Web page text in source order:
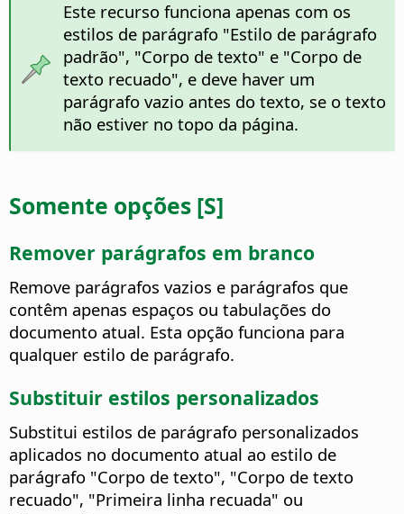
Este recurso funciona apenas com os
estilos de parágrafo "Estilo de parágrafo
padrão", "Corpo de texto" e "Corpo de
texto recuado", e deve haver um
parágrafo vazio antes do texto, se o texto
não estiver no topo da página.
Somente opções [S]
Remover parágrafos em branco
Remove parágrafos vazios e parágrafos que
contêm apenas espaços ou tabulações do
documento atual. Esta opção funciona para
qualquer estilo de parágrafo.
Substituir estilos personalizados
Substitui estilos de parágrafo personalizados
aplicados no documento atual ao estilo de
parágrafo "Corpo de texto", "Corpo de texto
recuado", "Primeira linha recuada" ou